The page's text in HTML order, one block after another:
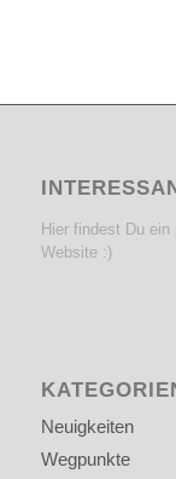
Hier findest Du
Website :)
Neuigkeiten
Wegpunkte